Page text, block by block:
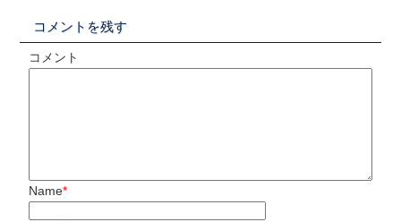
コメントを残す
コメント
Name*